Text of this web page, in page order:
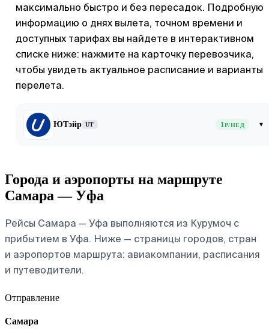
максимально быстро и без пересадок. Подробную
информацию о днях вылета, точном времени и
доступных тарифах вы найдете в интерактивном
списке ниже: нажмите на карточку перевозчика,
чтобы увидеть актуальное расписание и варианты
перелета.
ЮТэйр UT 1Р/НЕД ▾
Города и аэропорты на маршруте
Самара — Уфа
Рейсы Самара — Уфа выполняются из Курумоч с
прибытием в Уфа. Ниже — страницы городов, стран
и аэропортов маршрута: авиакомпании, расписания
и путеводители.
Отправление
Самара